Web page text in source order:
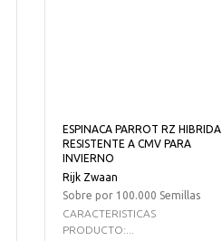
ESPINACA PARROT RZ HIBRIDA
RESISTENTE A CMV PARA
INVIERNO
Rijk Zwaan
Sobre por 100.000 Semillas
CARACTERISTICAS
PRODUCTO:...